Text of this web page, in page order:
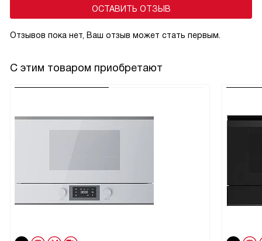
ОСТАВИТЬ ОТЗЫВ
Отзывов пока нет, Ваш отзыв может стать первым.
С этим товаром приобретают